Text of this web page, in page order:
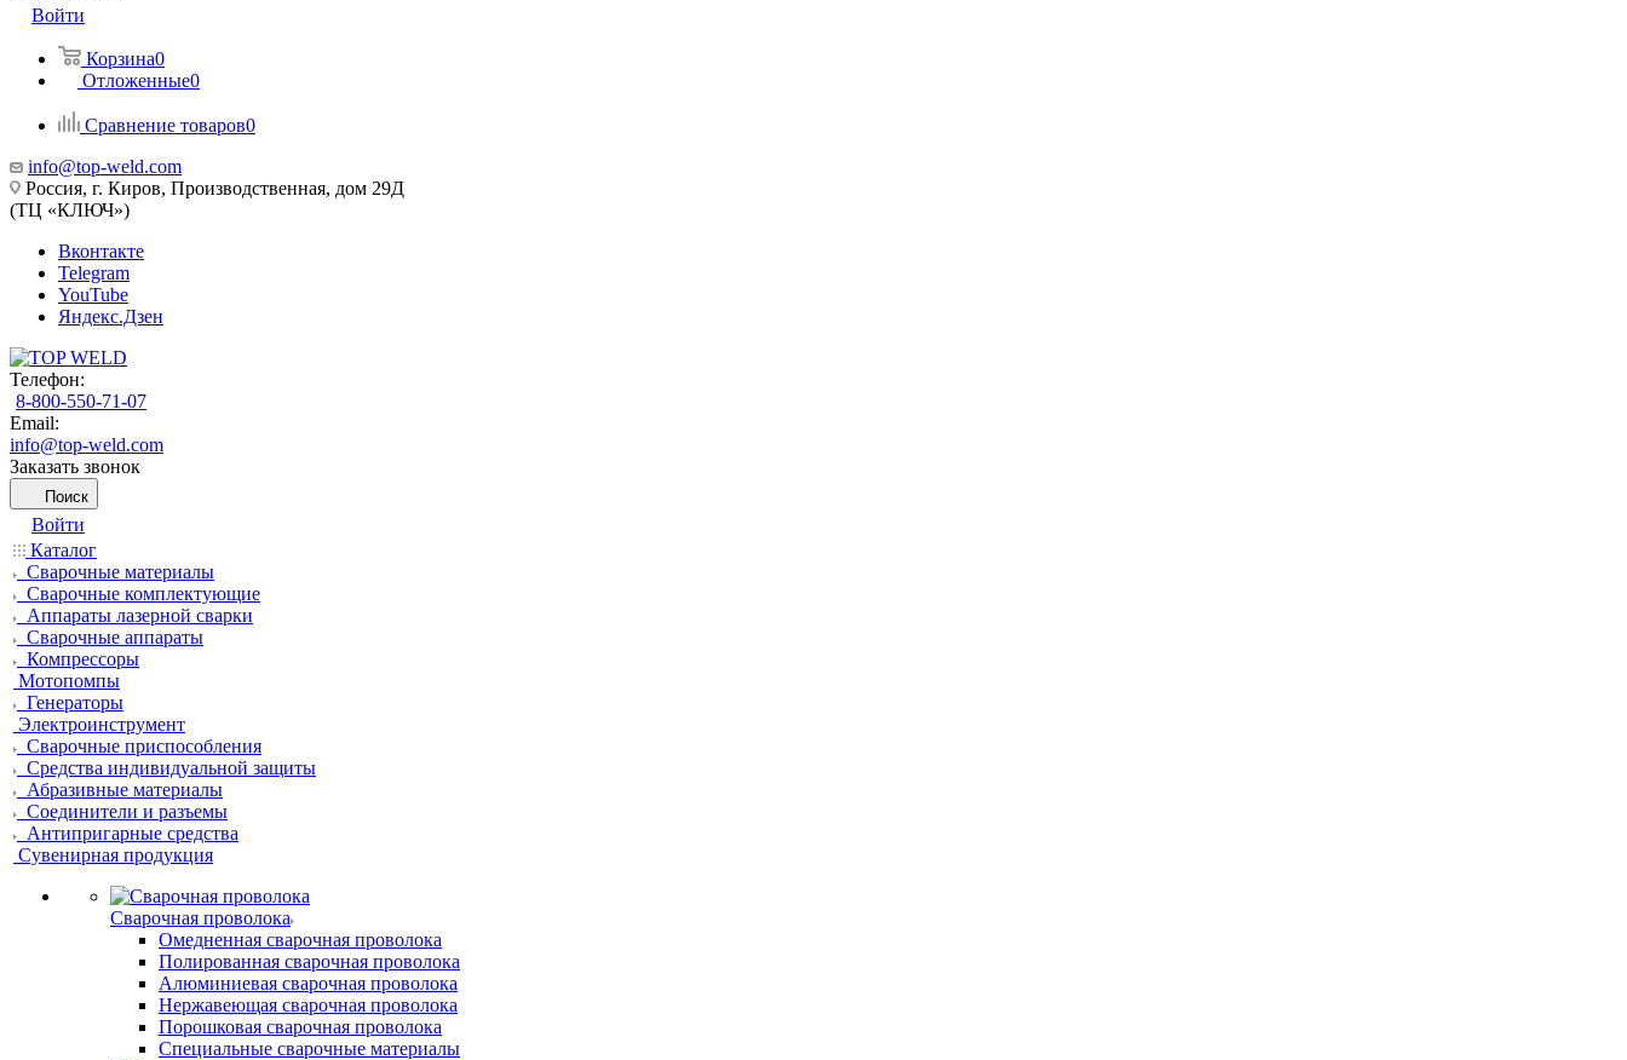
Войти
Корзина0
Отложенные0
Сравнение товаров0
info@top-weld.com
Россия, г. Киров, Производственная, дом 29Д
(ТЦ «КЛЮЧ»)
Вконтакте
Telegram
YouTube
Яндекс.Дзен
Телефон:
8-800-550-71-07
Email:
info@top-weld.com
Заказать звонок
Поиск
Войти
Каталог
Сварочные материалы
Сварочные комплектующие
Аппараты лазерной сварки
Сварочные аппараты
Компрессоры
Мотопомпы
Генераторы
Электроинструмент
Сварочные приспособления
Средства индивидуальной защиты
Абразивные материалы
Соединители и разъемы
Антипригарные средства
Сувенирная продукция
Сварочная проволока
Омедненная сварочная проволока
Полированная сварочная проволока
Алюминиевая сварочная проволока
Нержавеющая сварочная проволока
Порошковая сварочная проволока
Специальные сварочные материалы